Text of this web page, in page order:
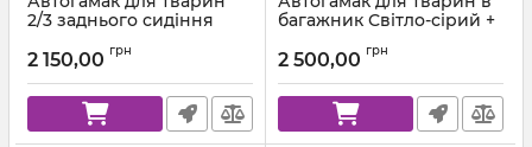
2/3 заднього сидіння
Помаранчева стропа
2 150,00 грн
багажник Світло-сірий +
2 500,00 грн